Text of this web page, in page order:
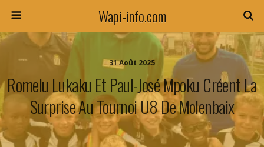
Wapi-info.com
31 Août 2025
Romelu Lukaku Et Paul-José Mpoku Créent La
Surprise Au Tournoi U8 De Molenbaix